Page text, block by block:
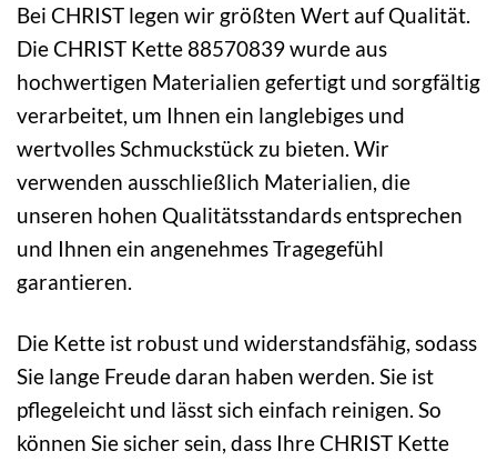
Bei CHRIST legen wir größten Wert auf Qualität.
Die CHRIST Kette 88570839 wurde aus
hochwertigen Materialien gefertigt und sorgfältig
verarbeitet, um Ihnen ein langlebiges und
wertvolles Schmuckstück zu bieten. Wir
verwenden ausschließlich Materialien, die
unseren hohen Qualitätsstandards entsprechen
und Ihnen ein angenehmes Tragegefühl
garantieren.
Die Kette ist robust und widerstandsfähig, sodass
Sie lange Freude daran haben werden. Sie ist
pflegeleicht und lässt sich einfach reinigen. So
können Sie sicher sein, dass Ihre CHRIST Kette